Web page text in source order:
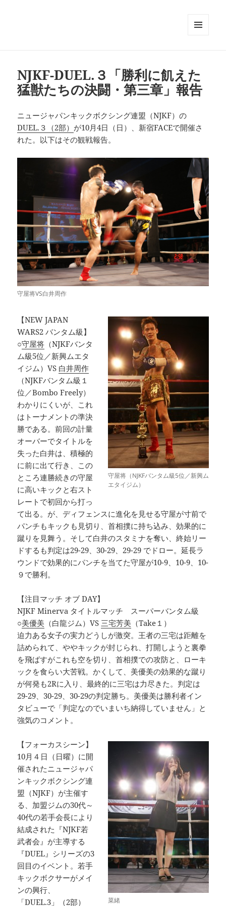
NJKF-DUEL.３「勝利に飢えた
猛獣たちの決闘・第三章」報告
ニュージャパンキックボクシング連盟（NJKF）の
DUEL.３（2部） が10月4日（日）、新宿FACEで開催さ
れた。以下はその観戦報告。
守屋将VS白井周作
守屋将（NJKFバンタム級5位／新興ム
エタイジム）
【NEW JAPAN
WARS2 バンタム級】
○守屋将 （NJKFバンタ
ム級5位／新興ムエタ
イジム）VS 白井周作
（NJKFバンタム級１
位／Bombo Freely）
わかりにくいが、これ
はトーナメントの準決
勝である。前回の計量
オーバーでタイトルを
失った白井は、積極的
に前に出て行き、この
ところ連勝続きの守屋
に高いキックと右スト
レートで初回から打っ
て出る。が、ディフェンスに進化を見せる守屋が寸前で
パンチもキックも見切り、首相撲に持ち込み、効果的に
蹴りを見舞う。そして白井のスタミナを奪い、終始リー
ドするも判定は29-29、30-29、29-29 でドロー。延長ラ
ウンドで効果的にパンチを当てた守屋が10-9、10-9、10-
９で勝利。
【注目マッチ オブ DAY】
NJKF Minerva タイトルマッチ スーパーバンタム級
○美優美 （白龍ジム）VS 三宅芳美 （Take１）
迫力ある女子の実力どうしが激突。王者の三宅は距離を
詰められて、ややキックが封じられ、打開しようと裏拳
を飛ばすがこれも空を切り、首相撲での攻防と、ローキ
ックを食らい大苦戦。かくして、美優美の効果的な蹴り
が何発も2Rに入り、最終的に三宅は力尽きた。判定は
29-29、30-29、30-29の判定勝ち。美優美は勝利者イン
タビューで「判定なのでいまいち納得していません」と
強気のコメント。
菜緒
【フォーカスシーン】
10月４日（日曜）に開
催されたニュージャパ
ンキックボクシング連
盟（NJKF）が主催す
る、加盟ジムの30代～
40代の若手会長により
結成された『NJKF若
武者会』が主導する
『DUEL』シリーズの3
回目のイベント。若手
キックボクサーがメイ
ンの興行、
「DUEL.3」（2部）